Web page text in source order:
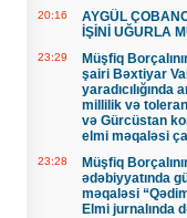
20:16
AYGÜL
İŞİNİ UĞURLA
23:29
Müşfiq
şairi Bəxtiyar
yaradıcılığında
millilik və
və Gürcüstan
elmi məqaləsi
23:28
Müşfiq
ədəbiyyatında
məqaləsi
Elmi jurnalında